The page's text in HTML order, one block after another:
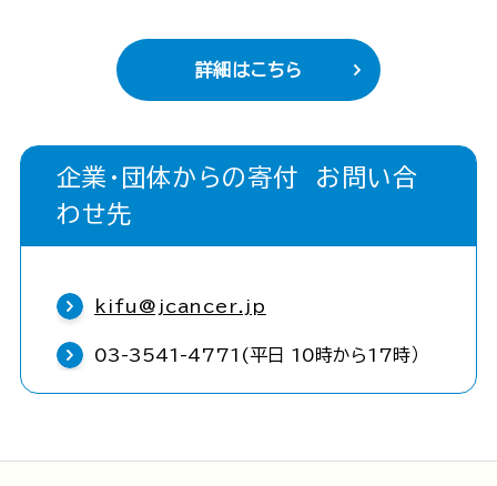
詳細はこちら
企業・団体からの寄付 お問い合
わせ先
kifu@jcancer.jp
03-3541-4771(平日 10時から17時）